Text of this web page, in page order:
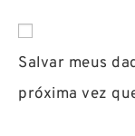
Salvar meus
próxima vez